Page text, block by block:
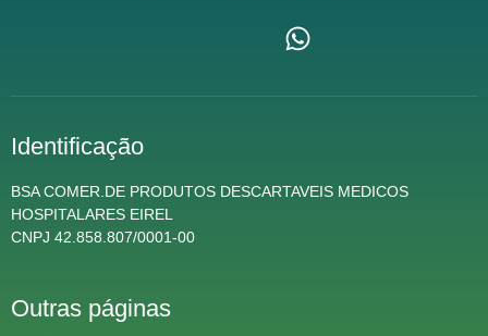
Identificação
BSA COMER.DE PRODUTOS DESCARTAVEIS MEDICOS
HOSPITALARES EIREL
CNPJ 42.858.807/0001-00
Outras páginas